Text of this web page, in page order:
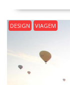
DESIGN VIAGEM